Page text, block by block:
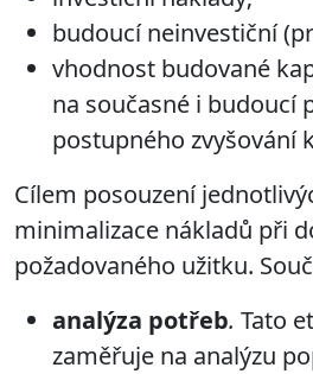
budoucí neinvestiční
vhodnost budované
na současné i budoucí
postupného zvyšování
Cílem posouzení
minimalizace nákladů při
požadovaného užitku.
analýza potřeb. Tato
zaměřuje na analýzu